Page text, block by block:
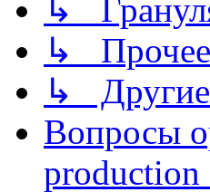
↳
↳ Прочее
↳ Другие
Вопросы
production